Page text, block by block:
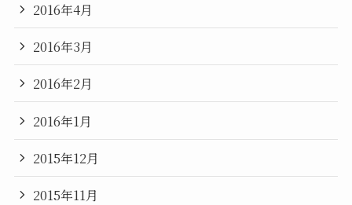
2016年4月
2016年3月
2016年2月
2016年1月
2015年12月
2015年11月